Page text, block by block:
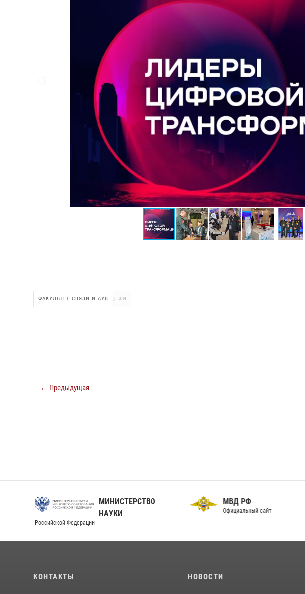
ФАКУЛЬТЕТ СВЯЗИ И АУВ 334
← Предыдущая
МИНИСТЕРСТВО
НАУКИ
Российской Федерации
МВД РФ
Официальный сайт
КОНТАКТЫ НОВОСТИ